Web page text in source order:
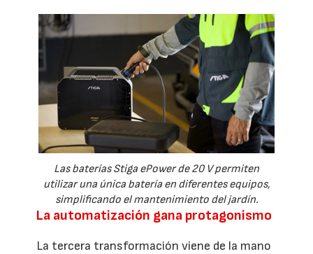
Las baterías Stiga ePower de 20 V permiten
utilizar una única batería en diferentes equipos,
simplificando el mantenimiento del jardín.
La automatización gana protagonismo
La tercera transformación viene de la mano